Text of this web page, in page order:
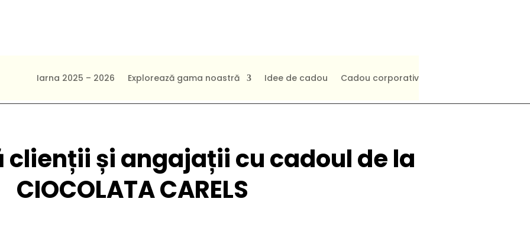
Iarna 2025 – 2026 Explorează gama noastră Idee de cadou Cadou corporativ
și angajații cu cadoul de la
CIOCOLATA CARELS